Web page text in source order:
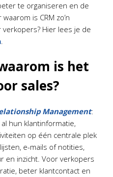
te organiseren en de
is CRM zo’n
Hier lees je de
.
is het
sales?
Management:
hun klantinformatie,
op één centrale plek
e-mails of notities,
en inzicht. Voor verkopers
beter klantcontact en